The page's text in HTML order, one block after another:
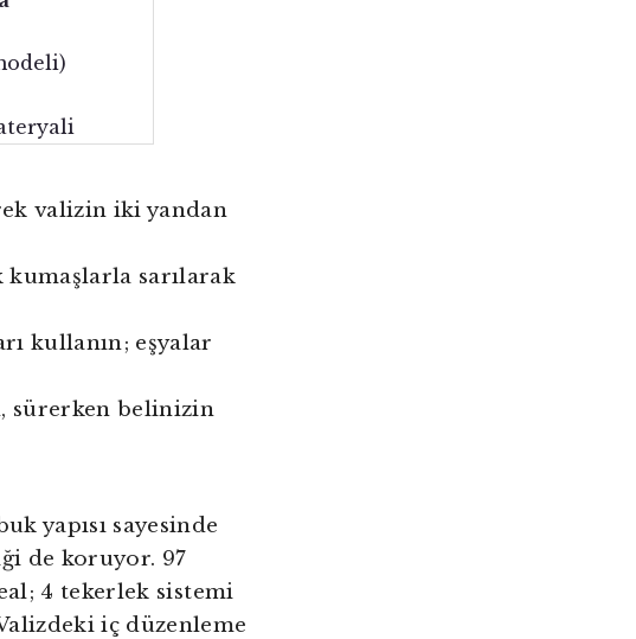
valizin iki yandan
kumaşlarla sarılarak
kullanın; eşyalar
sürerken belinizin
yapısı sayesinde
de koruyor. 97
4 tekerlek sistemi
iç düzenleme